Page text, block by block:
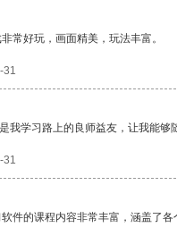
常好玩，画面精美，玩法丰富。
31
我学习路上的良师益友，让我能够
31
件的课程内容非常丰富，涵盖了